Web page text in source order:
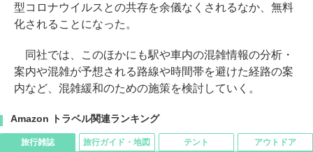
型コロナウイルスとの共存を余儀なくされるなか、無料
化されることになった。
同社では、このほかにも駅や車内の混雑情報の分析・
案内や混雑が予想される路線や時間帯を避けた経路の案
内など、混雑緩和のための施策を検討していく。
Amazon トラベル関連ランキング
旅行雑誌 旅行ガイド・地図 テント アウトドア